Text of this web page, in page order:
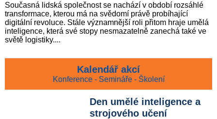
Současná lidská společnost se nachází v období rozsáhlé
transformace, kterou má na svědomí právě probíhající
digitální revoluce. Stále významnější roli přitom hraje umělá
inteligence, která své stopy nesmazatelně zanechá také ve
světě logistiky....
Kalendář akcí
Konference - Semináře - Školení
Den umělé inteligence a
strojového učení